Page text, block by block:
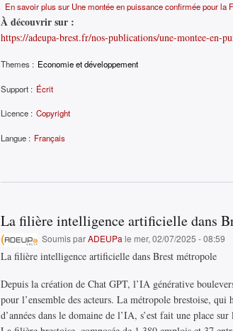
En savoir plussur Une montée en puissance confirmée pour la
À découvrir sur :
https://adeupa-brest.fr/nos-publications/une-montee-en-
Themes : Economie et développement
Support : Écrit
Licence : Copyright
Langue : Français
La filière intelligence artificielle dans
Soumis parADEUPa le mer, 02/07/2025 - 08:59
La filière intelligence artificielle dans Brest métropole
Depuis la création de Chat GPT, l’IA générative
pour l’ensemble des acteurs. La métropole brestoise,
d’années dans le domaine de l’IA, s’est fait une place